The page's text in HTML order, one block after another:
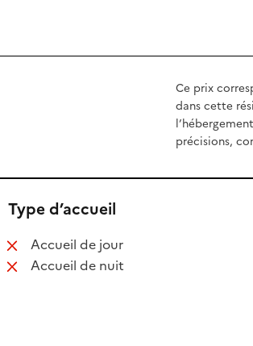
Ce prix
dans cette
précisions,
Type d’accueil
Accueil de jour: non disponible
Accueil de nuit: non disponible